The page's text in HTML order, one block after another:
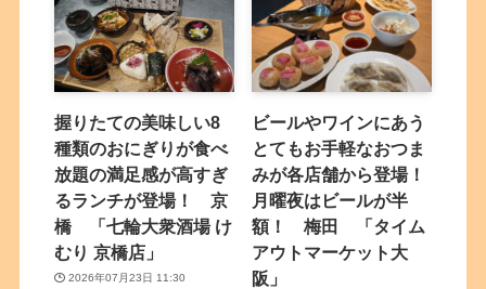
握りたての美味しい8
種類のおにぎりが食べ
放題の満足感が高すぎ
るランチが登場！ 京
橋 「七輪大衆酒場 け
むり 京橋店」
2026年07月23日 11:30
ビールやワインにあう
とてもお手軽なおつま
みが各店舗から登場！
月曜夜はビールが半
額！ 梅田 「タイム
アウトマーケット大
阪」